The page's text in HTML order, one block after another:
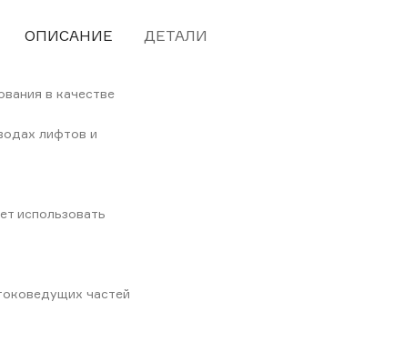
ОПИСАНИЕ ДЕТАЛИ
в качестве
лифтов и
использовать
частей